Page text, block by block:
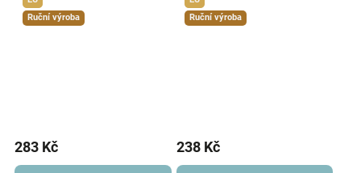
Ruční výroba
283 Kč
Ruční výroba
238 Kč